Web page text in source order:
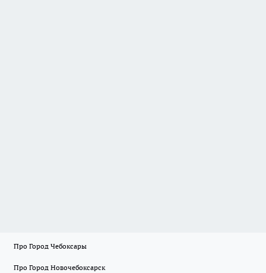
Про Город Чебоксары
Про Город Новочебоксарск